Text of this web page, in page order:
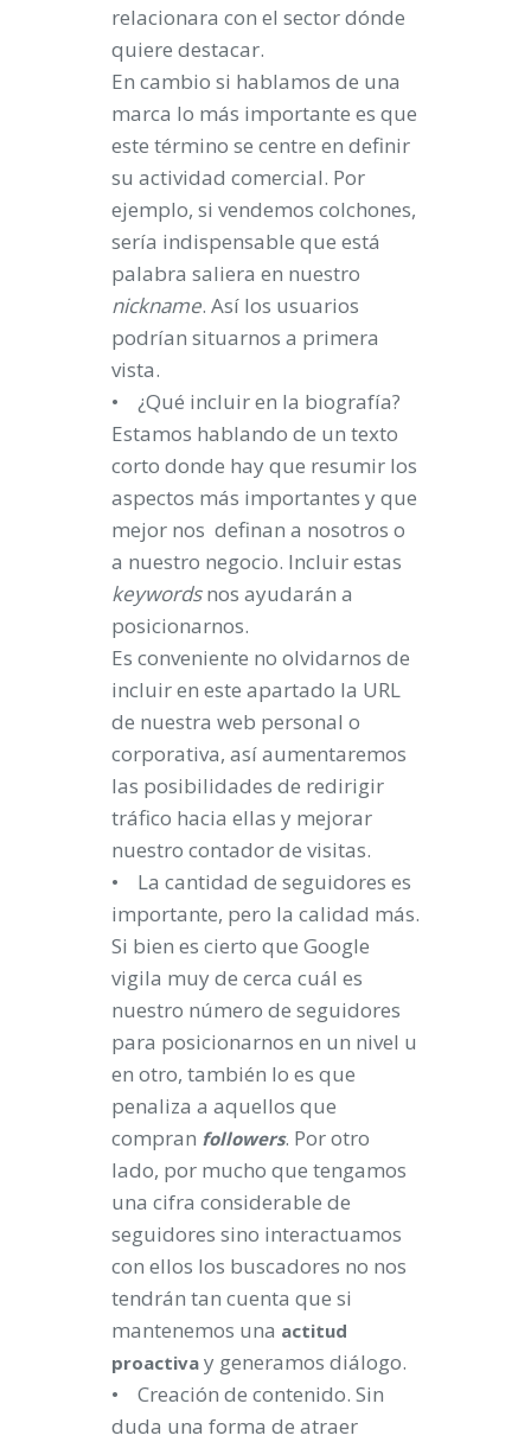
relacionara con el sector dónde
quiere destacar.
En cambio si hablamos de una
marca lo más importante es que
este término se centre en definir
su actividad comercial. Por
ejemplo, si vendemos colchones,
sería indispensable que está
palabra saliera en nuestro
nickname. Así los usuarios
podrían situarnos a primera
vista.
• ¿Qué incluir en la biografía?
Estamos hablando de un texto
corto donde hay que resumir los
aspectos más importantes y que
mejor nos definan a nosotros o
a nuestro negocio. Incluir estas
keywordsnos ayudarán a
posicionarnos.
Es conveniente no olvidarnos de
incluir en este apartado la URL
de nuestra web personal o
corporativa, así aumentaremos
las posibilidades de redirigir
tráfico hacia ellas y mejorar
nuestro contador de visitas.
• La cantidad de seguidores es
importante, pero la calidad más.
Si bien es cierto que Google
vigila muy de cerca cuál es
nuestro número de seguidores
para posicionarnos en un nivel u
en otro, también lo es que
penaliza a aquellos que
compran followers. Por otro
lado, por mucho que tengamos
una cifra considerable de
seguidores sino interactuamos
con ellos los buscadores no nos
tendrán tan cuenta que si
mantenemos una actitud
proactiva y generamos diálogo.
• Creación de contenido. Sin
duda una forma de atraer